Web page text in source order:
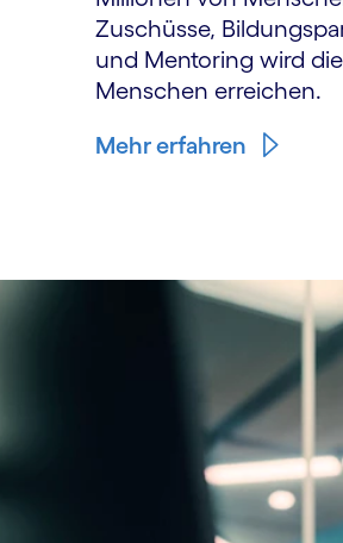
Zuschüsse,
und Mentoring wird
Menschen erreichen.
Mehr erfahren